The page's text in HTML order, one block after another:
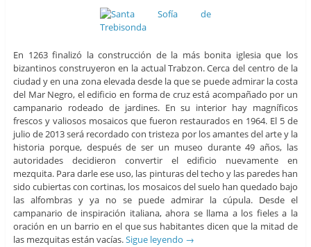
En 1263 finalizó la construcción de la más bonita iglesia que los
bizantinos construyeron en la actual Trabzon. Cerca del centro de la
ciudad y en una zona elevada desde la que se puede admirar la costa
del Mar Negro, el edificio en forma de cruz está acompañado por un
campanario rodeado de jardines. En su interior hay magníficos
frescos y valiosos mosaicos que fueron restaurados en 1964. El 5 de
julio de 2013 será recordado con tristeza por los amantes del arte y la
historia porque, después de ser un museo durante 49 años, las
autoridades decidieron convertir el edificio nuevamente en
mezquita. Para darle ese uso, las pinturas del techo y las paredes han
sido cubiertas con cortinas, los mosaicos del suelo han quedado bajo
las alfombras y ya no se puede admirar la cúpula. Desde el
campanario de inspiración italiana, ahora se llama a los fieles a la
oración en un barrio en el que sus habitantes dicen que la mitad de
las mezquitas están vacías.Sigue leyendo →